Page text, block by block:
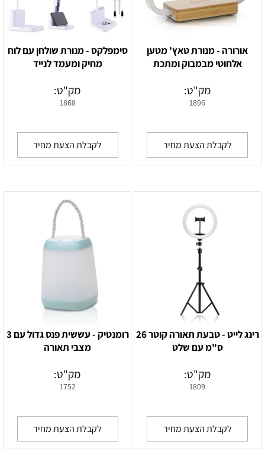
אורורה - מנורת טאץ' מטען
אלחוטי מבמבוק ומתכת
מק"ט:
1896
לקבלת הצעת מחיר
סימפלקס - מנורת שולחן עם לוח
מחיק ומעמד לנייד
מק"ט:
1868
לקבלת הצעת מחיר
רינג לייט - טבעת תאורה קוטר 26
ס"מ עם שלט
מק"ט:
1809
לקבלת הצעת מחיר
רומנטיק - עששית פנס גדול עם 3
מצבי תאורה
מק"ט:
1752
לקבלת הצעת מחיר